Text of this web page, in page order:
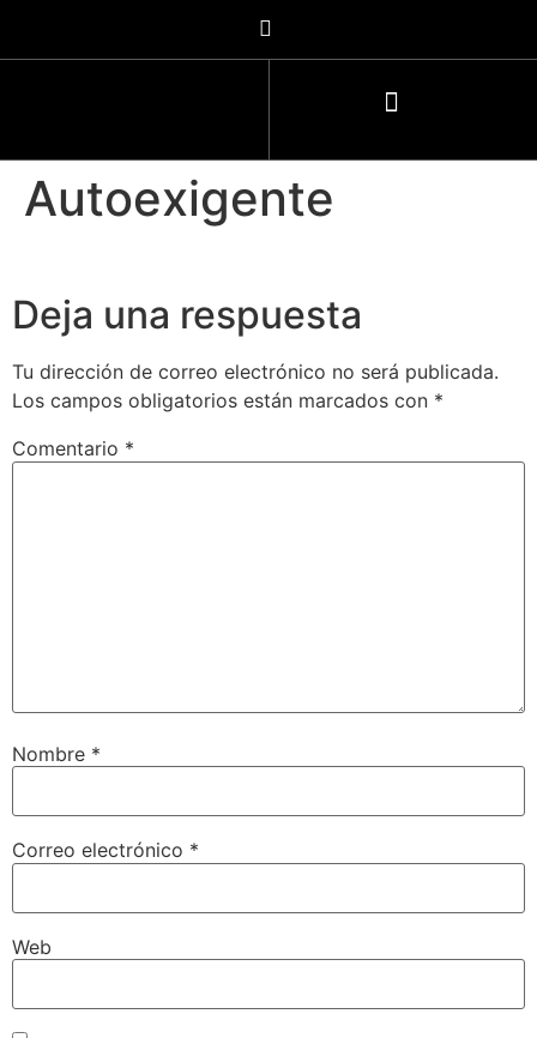
Autoexigente
Deja una respuesta
Tu dirección de correo electrónico no será publicada.
Los campos obligatorios están marcados con *
Comentario *
Nombre *
Correo electrónico *
Web